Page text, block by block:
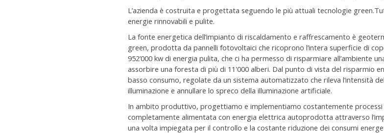
L’azienda è costruita e progettata seguendo le più attuali tecnologie
energie rinnovabili e pulite.
La fonte energetica dell’impianto di riscaldamento e raffrescamento è
green, prodotta da pannelli fotovoltaici che ricoprono l’intera superficie di
952’000 kw di energia pulita, che ci ha permesso di risparmiare all’ambiente
assorbire una foresta di più di 11'000 alberi. Dal punto di vista del risparmio
basso consumo, regolate da un sistema automatizzato che rileva l’intensità
illuminazione e annullare lo spreco della illuminazione artificiale.
In ambito produttivo, progettiamo e implementiamo costantemente
completamente alimentata con energia elettrica autoprodotta attraverso
una volta impiegata per il controllo e la costante riduzione dei consumi